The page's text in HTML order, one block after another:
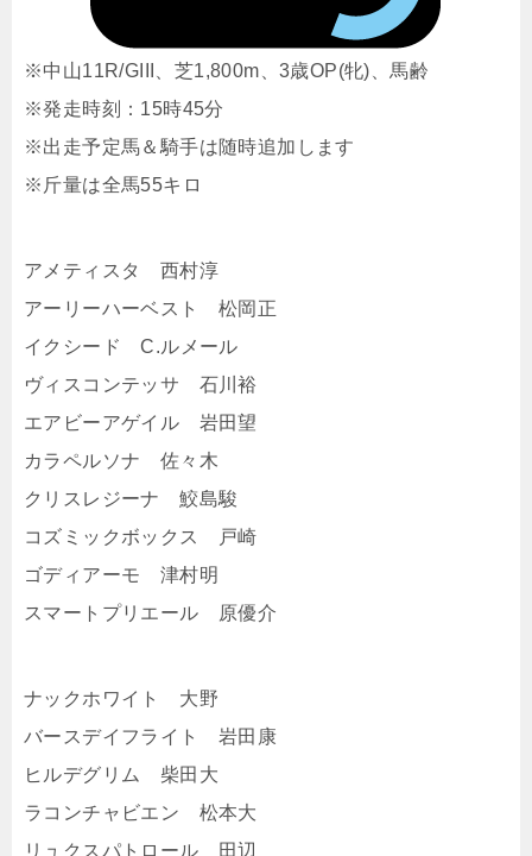
※中山11R/GIII、芝1,800m、3歳OP(牝)、馬齢
※発走時刻：15時45分
※出走予定馬＆騎手は随時追加します
※斤量は全馬55キロ
アメティスタ 西村淳
アーリーハーベスト 松岡正
イクシード C.ルメール
ヴィスコンテッサ 石川裕
エアビーアゲイル 岩田望
カラペルソナ 佐々木
クリスレジーナ 鮫島駿
コズミックボックス 戸崎
ゴディアーモ 津村明
スマートプリエール 原優介
ナックホワイト 大野
バースデイフライト 岩田康
ヒルデグリム 柴田大
ラコンチャビエン 松本大
リュクスパトロール 田辺